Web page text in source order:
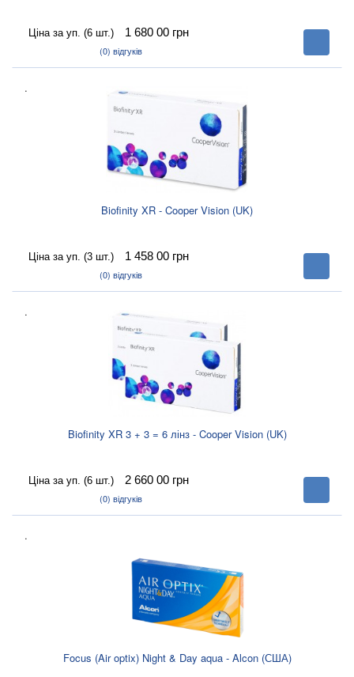
Ціна за уп. (6 шт.) 1 680 00 грн
(0) відгуків
В
корзину
.
Biofinity XR - Cooper Vision (UK)
Ціна за уп. (3 шт.) 1 458 00 грн
(0) відгуків
В
корзину
.
Biofinity XR 3 + 3 = 6 лінз - Cooper Vision (UK)
Ціна за уп. (6 шт.) 2 660 00 грн
(0) відгуків
В
корзину
.
Focus (Air optix) Night & Day aqua - Alcon (США)